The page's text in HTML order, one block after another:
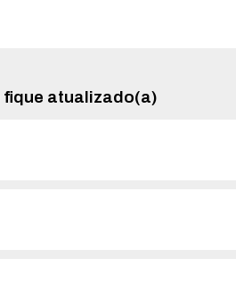
fique atualizado(a)